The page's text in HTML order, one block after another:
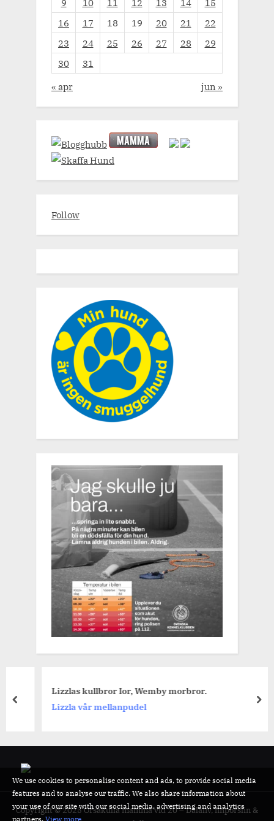
9
10 11 12 13 14
15
16
17 18 19 20 21
22
23
24 25 26 27 28
29
30
31
« apr
jun »
Follow
Lizzlas kullbror Ior, Wemby morbror.
Lizzla vår mellanpudel
prev
Copyright © 2025 Orsakulla mamma vid 20 – Dalaliv, finporslin &
We use cookies to personalise content and ads, to provide social media
features and to analyse our traffic. We also share information about
your use of our site with our social media, advertising and analytics
partners. View more